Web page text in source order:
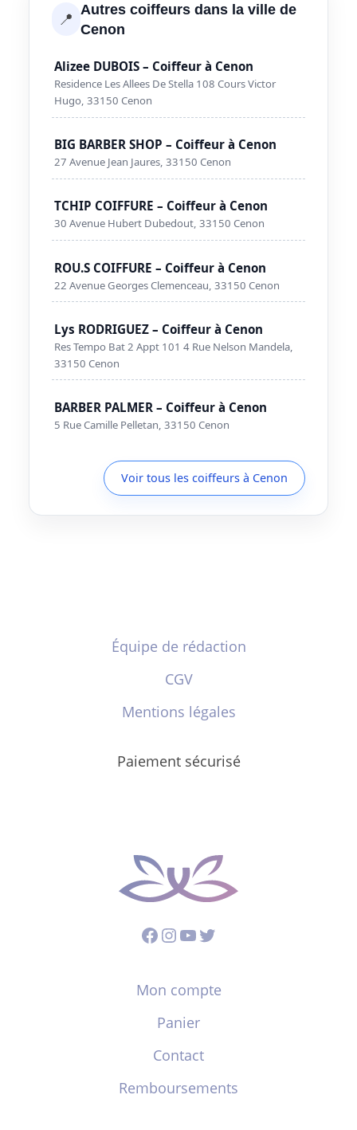
📍 Autres coiffeurs dans la ville de
Cenon
Alizee DUBOIS – Coiffeur à Cenon
Residence Les Allees De Stella 108 Cours Victor
Hugo, 33150 Cenon
BIG BARBER SHOP – Coiffeur à Cenon
27 Avenue Jean Jaures, 33150 Cenon
TCHIP COIFFURE – Coiffeur à Cenon
30 Avenue Hubert Dubedout, 33150 Cenon
ROU.S COIFFURE – Coiffeur à Cenon
22 Avenue Georges Clemenceau, 33150 Cenon
Lys RODRIGUEZ – Coiffeur à Cenon
Res Tempo Bat 2 Appt 101 4 Rue Nelson Mandela,
33150 Cenon
BARBER PALMER – Coiffeur à Cenon
5 Rue Camille Pelletan, 33150 Cenon
Voir tous les coiffeurs à Cenon
Équipe de rédaction
CGV
Mentions légales
Paiement sécurisé
Facebook
Instagram
YouTube
Twitter
Mon compte
Panier
Contact
Remboursements